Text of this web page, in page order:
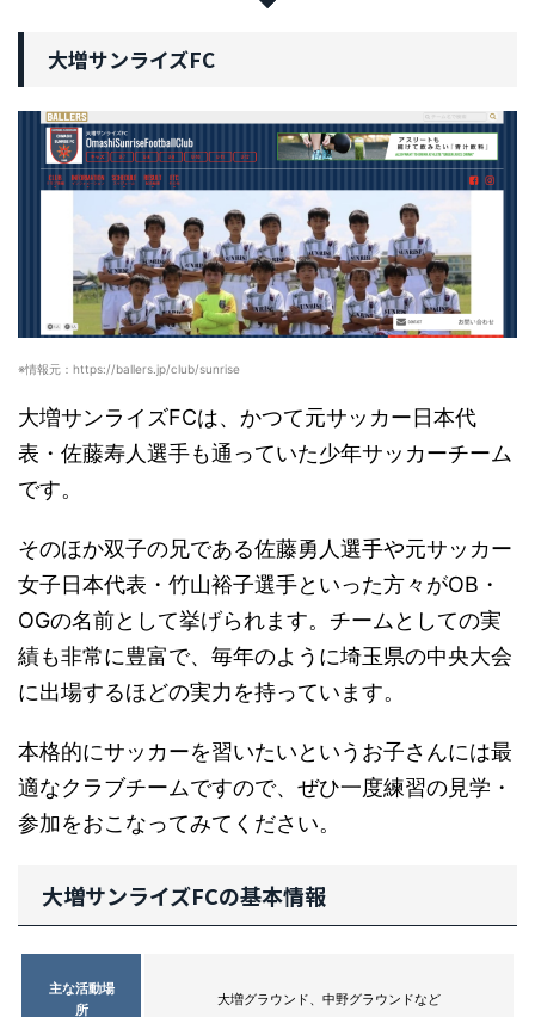
大増サンライズFC
※情報元：https://ballers.jp/club/sunrise
大増サンライズFCは、かつて元サッカー日本代
表・佐藤寿人選手も通っていた少年サッカーチーム
です。
そのほか双子の兄である佐藤勇人選手や元サッカー
女子日本代表・竹山裕子選手といった方々がOB・
OGの名前として挙げられます。チームとしての実
績も非常に豊富で、毎年のように埼玉県の中央大会
に出場するほどの実力を持っています。
本格的にサッカーを習いたいというお子さんには最
適なクラブチームですので、ぜひ一度練習の見学・
参加をおこなってみてください。
大増サンライズFCの基本情報
主な活動場
所
大増グラウンド、中野グラウンドなど